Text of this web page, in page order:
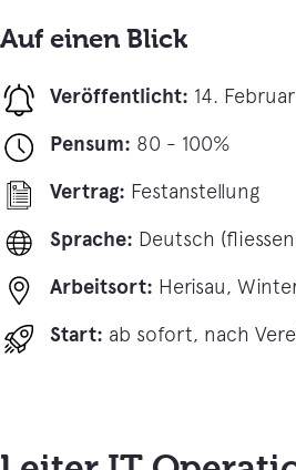
Auf einen Blick
Veröffentlicht: 14.
Pensum: 80 - 100%
Vertrag: Festanstellung
Sprache: Deutsch
Arbeitsort: Herisau,
Start: ab sofort, nach